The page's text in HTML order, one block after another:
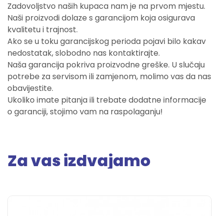
Zadovoljstvo naših kupaca nam je na prvom mjestu.
Naši proizvodi dolaze s garancijom koja osigurava
kvalitetu i trajnost.
Ako se u toku garancijskog perioda pojavi bilo kakav
nedostatak, slobodno nas kontaktirajte.
Naša garancija pokriva proizvodne greške. U slučaju
potrebe za servisom ili zamjenom, molimo vas da nas
obavijestite.
Ukoliko imate pitanja ili trebate dodatne informacije
o garanciji, stojimo vam na raspolaganju!
Za vas izdvajamo